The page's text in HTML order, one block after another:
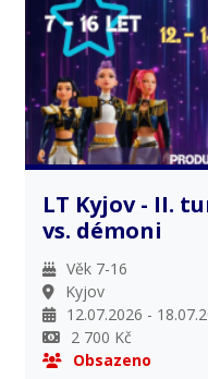
LT Kyjov - II.
vs. démoni
Věk 7-16
Kyjov
12.07.2026 -
2 700 Kč
Obsazeno